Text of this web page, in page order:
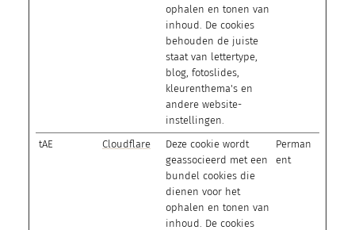
ophalen en tonen van
inhoud. De cookies
behouden de juiste
staat van lettertype,
blog, fotoslides,
kleurenthema's en
andere website-
instellingen.
tAE Cloudflare
Deze cookie wordt
geassocieerd met een
bundel cookies die
dienen voor het
ophalen en tonen van
inhoud. De cookies
Perman
ent